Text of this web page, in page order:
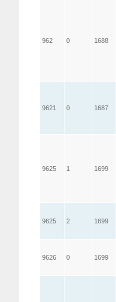
962 0 1688
9621 0 1687
9625 1 1699
9625 2 1699
9626 0 1699